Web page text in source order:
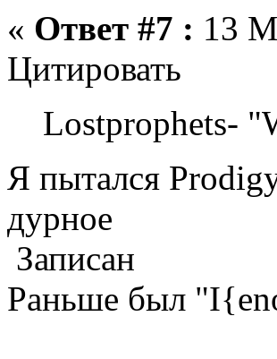
« Ответ #7 : 13
Цитировать
Lostprophets-
Я пытался
дурное
Записан
Раньше был